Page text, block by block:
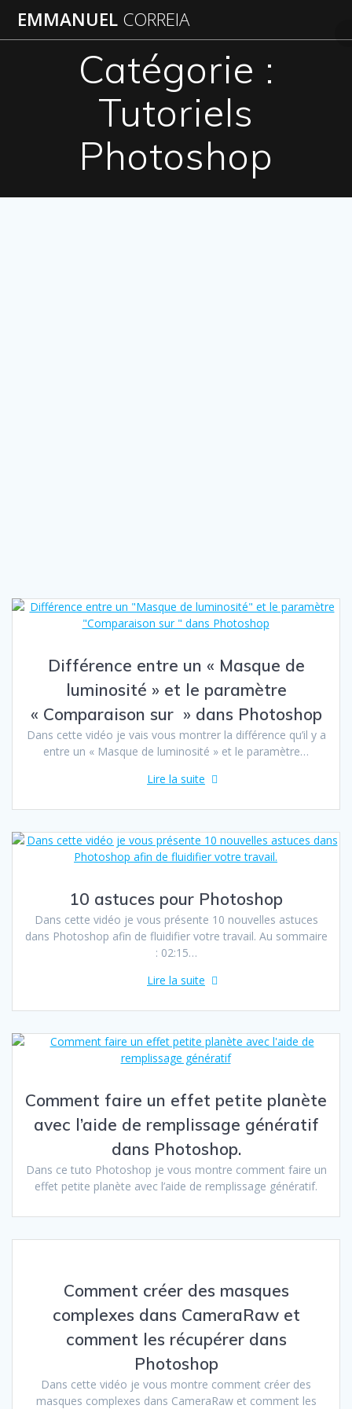
au
contenu
EMMANUEL CORREIA
Catégorie :
Tutoriels
Photoshop
Différence entre un « Masque de
luminosité » et le paramètre
« Comparaison sur » dans Photoshop
Dans cette vidéo je vais vous montrer la différence qu’il y a
entre un « Masque de luminosité » et le paramètre…
Lire la suite
10 astuces pour Photoshop
Dans cette vidéo je vous présente 10 nouvelles astuces
dans Photoshop afin de fluidifier votre travail. Au sommaire
: 02:15…
Lire la suite
Comment faire un effet petite planète
avec l’aide de remplissage génératif
dans Photoshop.
Dans ce tuto Photoshop je vous montre comment faire un
effet petite planète avec l’aide de remplissage génératif.
Comment créer des masques
complexes dans CameraRaw et
comment les récupérer dans
Photoshop
Dans cette vidéo je vous montre comment créer des
masques complexes dans CameraRaw et comment les